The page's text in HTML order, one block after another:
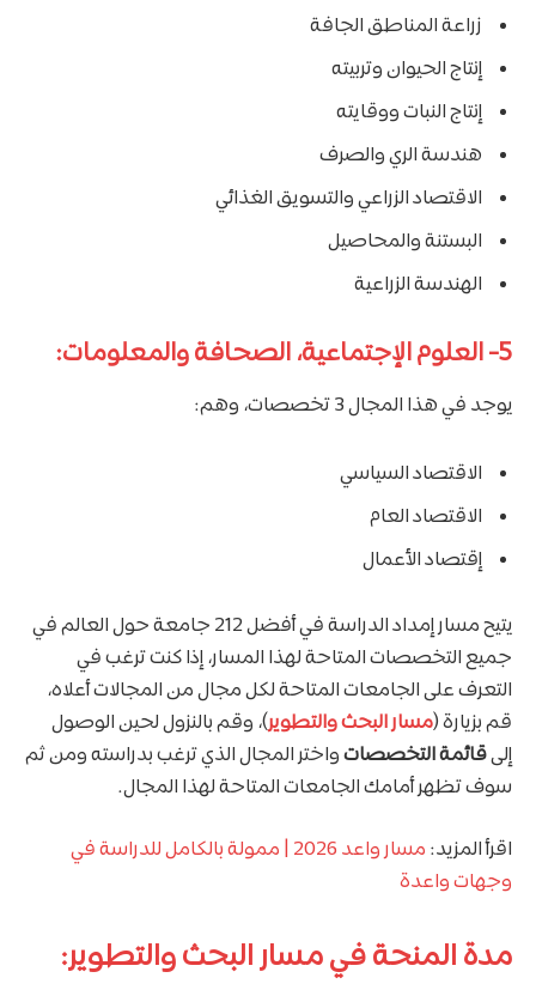
زراعة المناطق الجافة
إنتاج الحيوان وتربيته
إنتاج النبات ووقايته
هندسة الري والصرف
الاقتصاد الزراعي والتسويق الغذائي
البستنة والمحاصيل
الهندسة الزراعية
5- العلوم الإجتماعية، الصحافة والمعلومات:
يوجد في هذا المجال 3 تخصصات، وهم:
الاقتصاد السياسي
الاقتصاد العام
إقتصاد الأعمال
يتيح مسار إمداد الدراسة في أفضل 212 جامعة حول العالم في
جميع التخصصات المتاحة لهذا المسار، إذا كنت ترغب في
التعرف على الجامعات المتاحة لكل مجال من المجالات أعلاه،
قم بزيارة (مسار البحث والتطوير)، وقم بالنزول لحين الوصول
إلىقائمة التخصصاتواختر المجال الذي ترغب بدراسته ومن ثم
سوف تظهر أمامك الجامعات المتاحة لهذا المجال.
اقرأ المزيد:
مسار واعد 2026 | ممولة بالكامل للدراسة في
وجهات واعدة
مدة المنحة في مسار البحث والتطوير: